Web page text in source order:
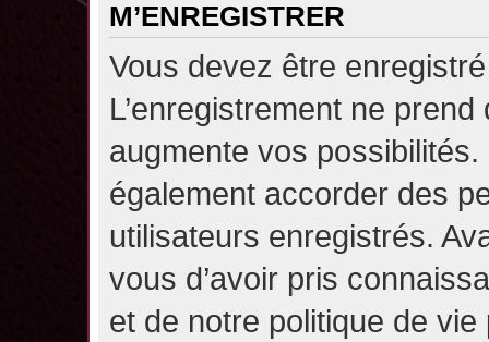
M’ENREGISTRER
Vous devez être
L’enregistrement ne
augmente vos possibilités.
également accorder des
utilisateurs enregistrés.
vous d’avoir pris
et de notre politique de